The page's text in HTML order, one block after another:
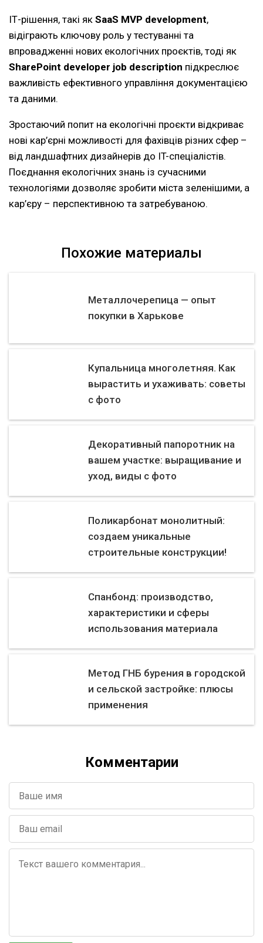
ІТ-рішення, такі як SaaS MVP development,
відіграють ключову роль у тестуванні та
впровадженні нових екологічних проєктів, тоді як
SharePoint developer job description підкреслює
важливість ефективного управління документацією
та даними.
Зростаючий попит на екологічні проєкти відкриває
нові кар’єрні можливості для фахівців різних сфер –
від ландшафтних дизайнерів до IT-спеціалістів.
Поєднання екологічних знань із сучасними
технологіями дозволяє зробити міста зеленішими, а
кар’єру – перспективною та затребуваною.
Похожие материалы
Металлочерепица — опыт
покупки в Харькове
Купальница многолетняя. Как
вырастить и ухаживать: советы
с фото
Декоративный папоротник на
вашем участке: выращивание и
уход, виды с фото
Поликарбонат монолитный:
создаем уникальные
строительные конструкции!
Спанбонд: производство,
характеристики и сферы
использования материала
Метод ГНБ бурения в городской
и сельской застройке: плюсы
применения
Комментарии